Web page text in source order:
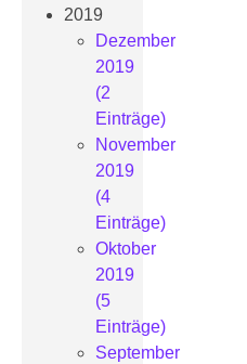
2019
Dezember
2019
(2
Einträge)
November
2019
(4
Einträge)
Oktober
2019
(5
Einträge)
September